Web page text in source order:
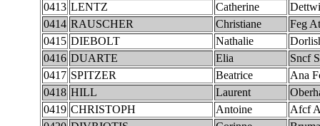
0413 LENTZ Catherine
0414 RAUSCHER Christiane
Feg
0415 DIEBOLT Nathalie
0416 DUARTE Elia
Sncf
0417 SPITZER Beatrice
Ana
0418 HILL Laurent
0419 CHRISTOPH Antoine
Afcf